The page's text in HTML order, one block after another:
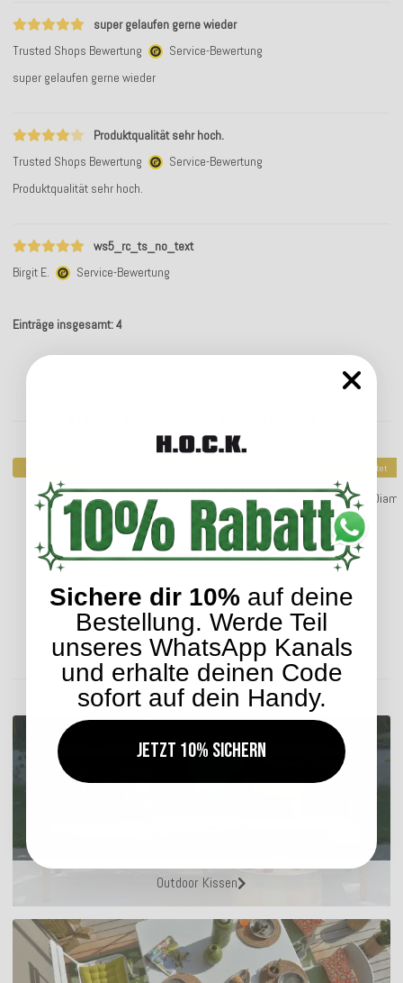
super gelaufen gerne wieder
Trusted Shops Bewertung
Service-Bewertung
super gelaufen gerne wieder
Produktqualität sehr hoch.
Trusted Shops Bewertung
Service-Bewertung
Produktqualität sehr hoch.
ws5_rc_ts_no_text
Birgit E.
Service-Bewertung
Einträge insgesamt: 4
Top bewertet
H.O.C.K. Classic Uni Outdoor Kissen 50x50cm in
verschiedenen Farben
24,99 €
Lieferzeit: ca. 2-4 Werktage
Top bewertet
H.O.C.K.
ENTDECKEN SIE UNSER SORTIMENT
Outdoor Kissen
Sichere dir 10% auf deine
Bestellung. Werde Teil
unseres WhatsApp Kanals
und erhalte deinen Code
sofort auf dein Handy.
Jetzt 10% sichern